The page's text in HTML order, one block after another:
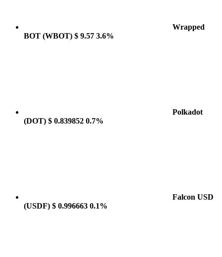
Wrapped
BOT (WBOT) $ 9.57 3.6%
Polkadot
(DOT) $ 0.839852 0.7%
Falcon USD
(USDF) $ 0.996663 0.1%